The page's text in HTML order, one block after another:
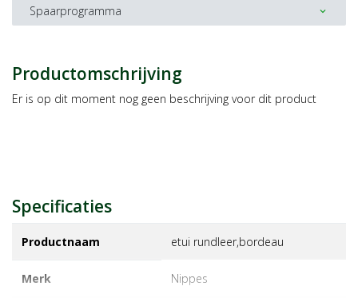
Spaarprogramma expand_more
Productomschrijving
Er is op dit moment nog geen beschrijving voor dit product
Specificaties
Productnaam etui rundleer,bordeau
Merk nippes